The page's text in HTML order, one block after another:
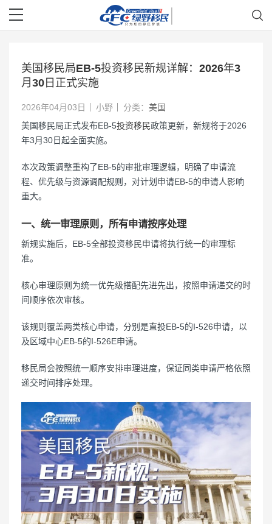
美国移民局EB-5投资移民新规详解：2026年3
月30日正式实施
2026年04月03日 小野 分类： 美国
美国移民局正式发布EB-5投资移民政策更新，新规将于2026
年3月30日起全面实施。
本次政策调整重构了EB-5的审批审理逻辑，明确了申请流
程、优先级与资源调配规则，对计划申请EB-5的申请人影响
重大。
一、统一审理原则，所有申请按序处理
新规实施后，EB-5全部投资移民申请将执行统一的审理标
准。
核心审理原则为统一优先级搭配先进先出，按照申请递交的时
间顺序依次审核。
该规则覆盖两类核心申请，分别是直投EB-5的I-526申请，以
及区域中心EB-5的I-526E申请。
移民局会按照统一顺序安排审理进度，保证同类申请严格依照
递交时间排序处理。